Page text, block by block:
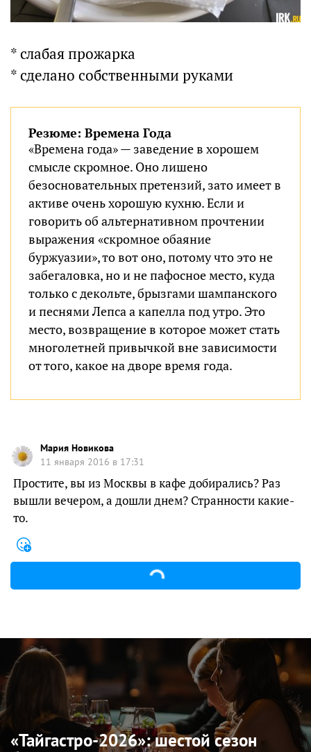
* слабая прожарка
* сделано собственными руками
Резюме: Времена Года
«Времена года» — заведение в хорошем
смысле скромное. Оно лишено
безосновательных претензий, зато имеет в
активе очень хорошую кухню. Если и
говорить об альтернативном прочтении
выражения «скромное обаяние
буржуазии», то вот оно, потому что это не
забегаловка, но и не пафосное место, куда
только с декольте, брызгами шампанского
и песнями Лепса а капелла под утро. Это
место, возвращение в которое может стать
многолетней привычкой вне зависимости
от того, какое на дворе время года.
Мария Новикова
11 января 2016 в 17:31
Простите, вы из Москвы в кафе добирались? Раз
вышли вечером, а дошли днем? Странности какие-
то.
«Тайгастро-2026»: шестой сезон